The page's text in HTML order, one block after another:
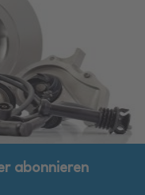
abonnieren